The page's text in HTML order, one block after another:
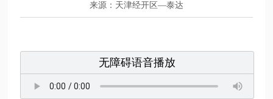
来源：天津经开区—泰达
无障碍语音播放